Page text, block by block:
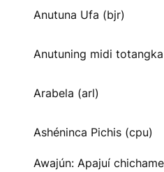
Anutuna Ufa (bjr)
Anutuning midi totangka
Arabela (arl)
Ashéninca Pichis (cpu)
Awajún: Apajuí